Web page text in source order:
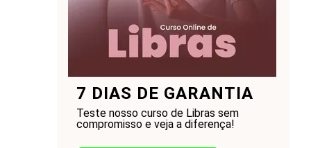
7 DIAS DE GARANTIA
Teste nosso curso de Libras sem
compromisso e veja a diferença!